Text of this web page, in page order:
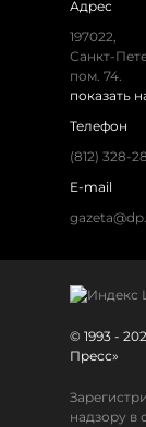
Адрес
197022,
Санкт-
пом. 74.
показать
Телефон
(812) 328-
E-mail
© 1993 -
Пресс»
надзору в